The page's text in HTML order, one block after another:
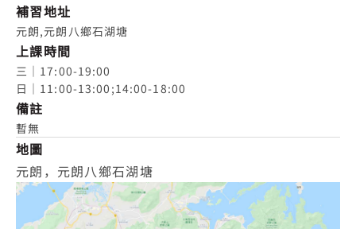
補習地址
元朗,元朗八鄉石湖塘
上課時間
三｜17:00-19:00
日｜11:00-13:00;14:00-18:00
備註
暫無
地圖
元朗，元朗八鄉石湖塘